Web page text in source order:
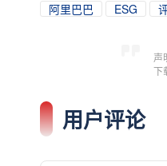
阿里巴巴 ESG
声
下
用户评论